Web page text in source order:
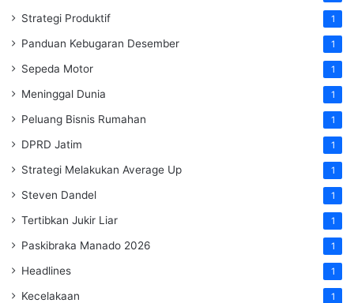
Strategi Produktif 1
Panduan Kebugaran Desember 1
Sepeda Motor 1
Meninggal Dunia 1
Peluang Bisnis Rumahan 1
DPRD Jatim 1
Strategi Melakukan Average Up 1
Steven Dandel 1
Tertibkan Jukir Liar 1
Paskibraka Manado 2026 1
Headlines 1
Kecelakaan 1